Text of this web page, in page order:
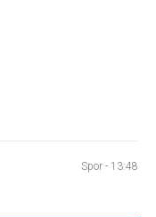
Spor - 13:48